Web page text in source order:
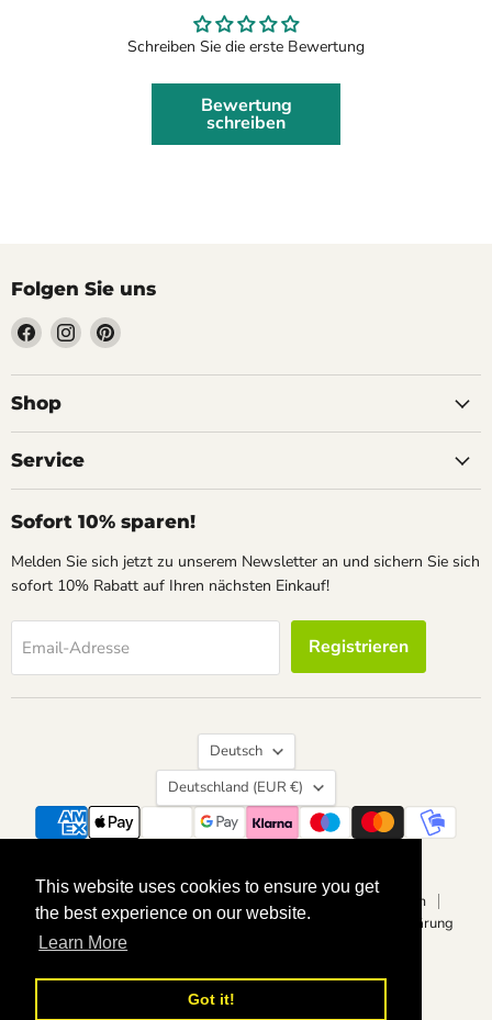
This website uses cookies to ensure you get
the best experience on our website.
Learn More
Got it!
This website uses cookies to ensure you get
the best experience on our website.
Learn More
Got it!
Schreiben Sie die erste Bewertung
Bewertung
schreiben
Folgen Sie uns
Finden
Sie
uns
auf
Finden
Sie
uns
Finden
uns
Shop
Service
Sofort 10% sparen!
Melden Sie sich jetzt zu unserem Newsletter an und sichern Sie sich
sofort 10% Rabatt auf Ihren nächsten Einkauf!
Email-Adresse Registrieren
Sprache
Deutsch
Land
Deutschland (EUR €)
Suchen Kontakt Über uns
Widerrufsrecht
Vertrag widerrufen
Datenschutzerklärung
Impressum
Allgemeine Geschäftsbedingungen
Barrierefreiheitserklärung
Powered by Shopify